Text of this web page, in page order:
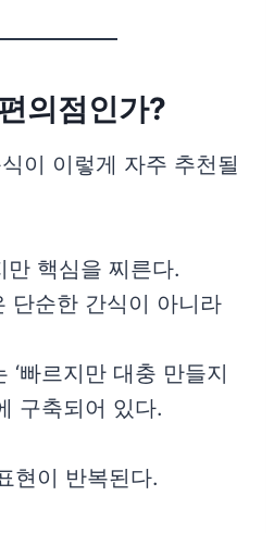
의점인가?
이 이렇게 자주 추천될
만 핵심을 찌른다.
단순한 간식이 아니라
‘빠르지만 대충 만들지
구축되어 있다.
현이 반복된다.